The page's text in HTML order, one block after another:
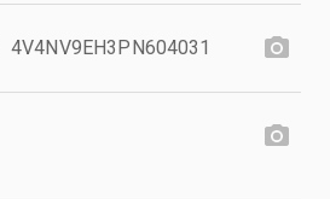
4V4NV9EH3PN604031